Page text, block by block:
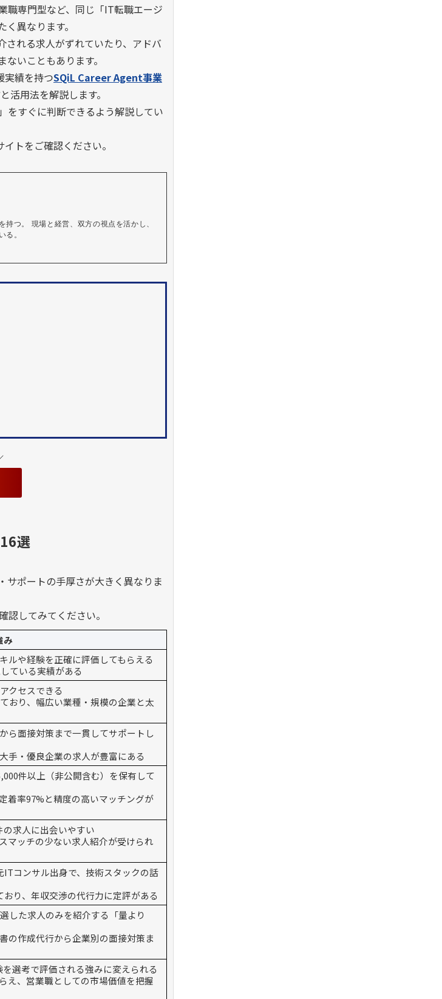
職専門型など、同じ「IT転職エージ
異なります。
される求人がずれていたり、アドバ
いこともあります。
実績を持つSQiL Career Agent事業
活用法を解説します。
をすぐに判断できるよう解説してい
トをご確認ください。
つ。 現場と経営、双方の視点を活かし、
る。
選
サポートの手厚さが大きく異なりま
してみてください。
み
ルや経験を正確に評価してもらえる
ている実績がある
クセスできる
おり、幅広い業種・規模の企業と太
ら面接対策まで一貫してサポートし
手・優良企業の求人が豊富にある
件以上（非公開含む）を保有して
着率97%と精度の高いマッチングが
の求人に出会いやすい
マッチの少ない求人紹介が受けられ
ITコンサル出身で、技術スタックの話
り、年収交渉の代行力に定評がある
した求人のみを紹介する「量より
の作成代行から企業別の面接対策ま
選考で評価される強みに変えられる
え、営業職としての市場価値を把握